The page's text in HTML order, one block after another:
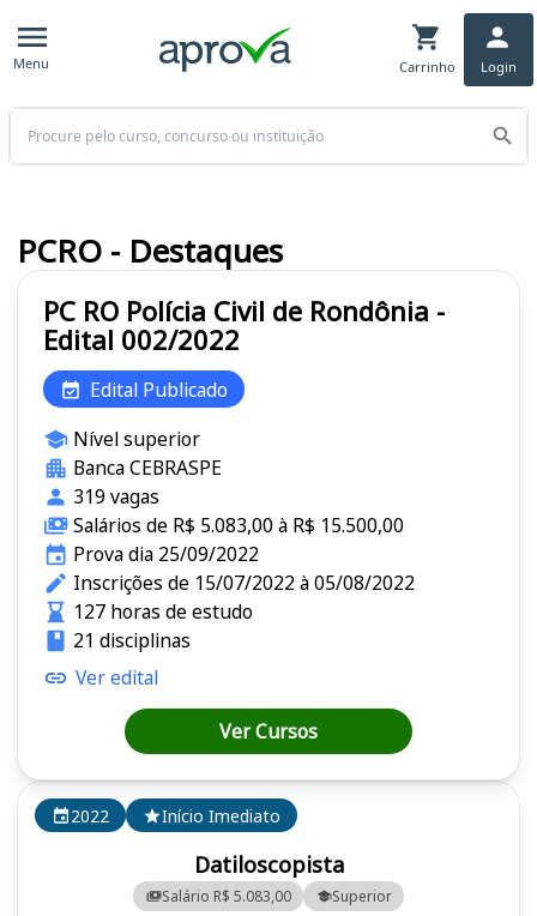
Menu Carrinho Login
Buscar
2022 Início Imediato
Datiloscopista
Salário R$ 5.083,00 Superior
PC RO Polícia Civil de Rondônia -
Edital 002/2022
Edital Publicado
Nível superior
Banca CEBRASPE
319 vagas
Salários de R$ 5.083,00 à R$ 15.500,00
Prova dia 25/09/2022
Inscrições de 15/07/2022 à 05/08/2022
127 horas de estudo
21 disciplinas
Ver edital
Ver Cursos
PCRO - Destaques